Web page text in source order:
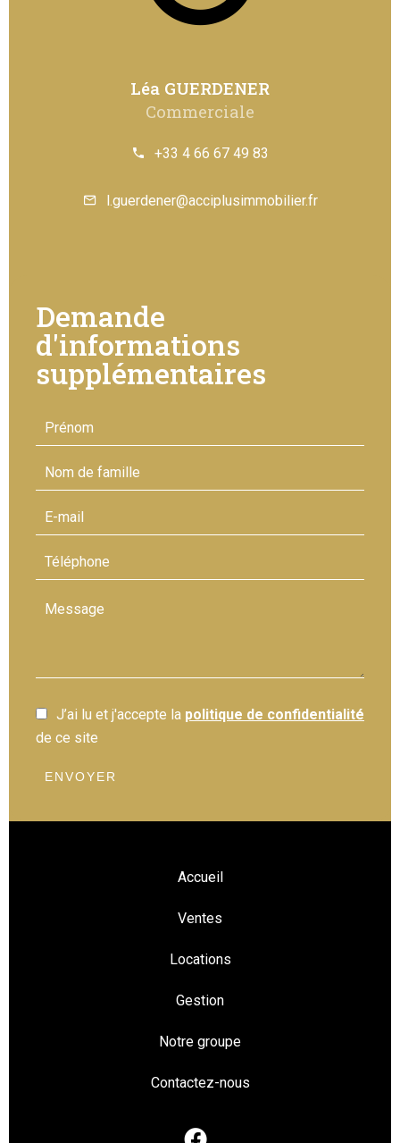
Léa GUERDENER
Commerciale
+33 4 66 67 49 83
l.guerdener@acciplusimmobilier.fr
Demande
d'informations
supplémentaires
J’ai lu et j'accepte la politique de confidentialité
de ce site
ENVOYER
Accueil
Ventes
Locations
Gestion
Notre groupe
Contactez-nous